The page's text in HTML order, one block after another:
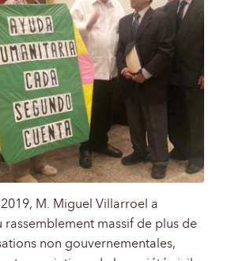
2019, M. Miguel Villarroel a
rassemblement massif de plus de
non gouvernementales,